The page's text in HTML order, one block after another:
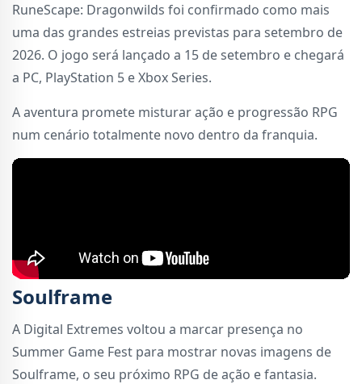
RuneScape: Dragonwilds foi confirmado como mais
uma das grandes estreias previstas para setembro de
2026. O jogo será lançado a 15 de setembro e chegará
a PC, PlayStation 5 e Xbox Series.
A aventura promete misturar ação e progressão RPG
num cenário totalmente novo dentro da franquia.
Soulframe
A Digital Extremes voltou a marcar presença no
Summer Game Fest para mostrar novas imagens de
Soulframe, o seu próximo RPG de ação e fantasia.